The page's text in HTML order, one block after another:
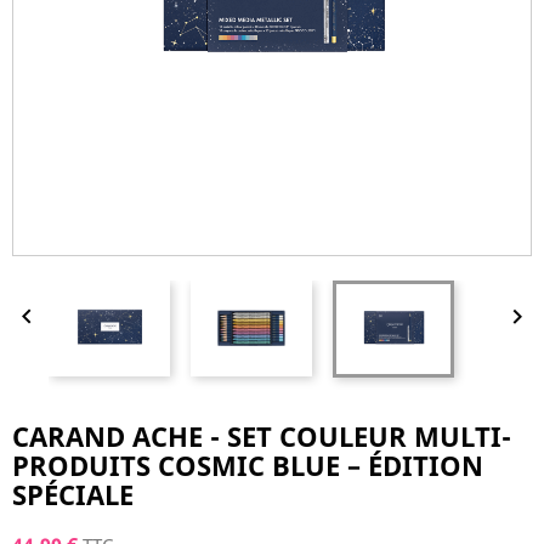
 
CARAND ACHE - SET COULEUR MULTI-
PRODUITS COSMIC BLUE – ÉDITION
SPÉCIALE